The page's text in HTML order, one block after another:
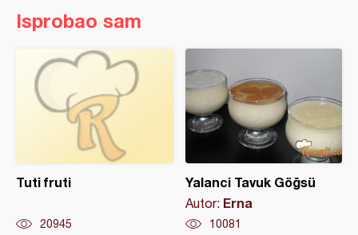
Isprobao sam
Tuti fruti
20945
Yalanci Tavuk Göğsü
Autor: Erna
10081